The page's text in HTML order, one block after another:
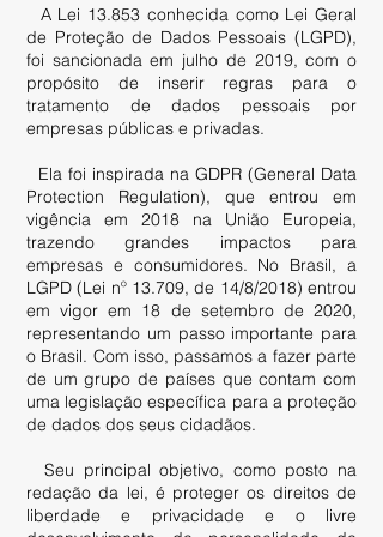
A Lei 13.853 conhecida como Lei Geral
de Proteção de Dados Pessoais (LGPD),
foi sancionada em julho de 2019, com o
propósito de inserir regras para o
tratamento de dados pessoais por
empresas públicas e privadas.
Ela foi inspirada na GDPR (General Data
Protection Regulation), que entrou em
vigência em 2018 na União Europeia,
trazendo grandes impactos para
empresas e consumidores. No Brasil, a
LGPD (Lei nº 13.709, de 14/8/2018) entrou
em vigor em 18 de setembro de 2020,
representando um passo importante para
o Brasil. Com isso, passamos a fazer parte
de um grupo de países que contam com
uma legislação específica para a proteção
de dados dos seus cidadãos.
Seu principal objetivo, como posto na
redação da lei, é proteger os direitos de
liberdade e privacidade e o livre